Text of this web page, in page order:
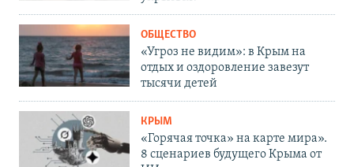
ОБЩЕСТВО
«Угроз не видим»: в Крым на
отдых и оздоровление завезут
тысячи детей
КРЫМ
«Горячая точка» на карте мира».
8 сценариев будущего Крыма от